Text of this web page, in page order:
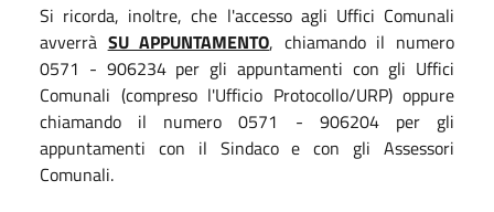
Si ricorda, inoltre, che l'accesso agli Uffici Comunali
avverrà SU APPUNTAMENTO, chiamando il numero
0571 - 906234 per gli appuntamenti con gli Uffici
Comunali (compreso l'Ufficio Protocollo/URP) oppure
chiamando il numero 0571 - 906204 per gli
appuntamenti con il Sindaco e con gli Assessori
Comunali.